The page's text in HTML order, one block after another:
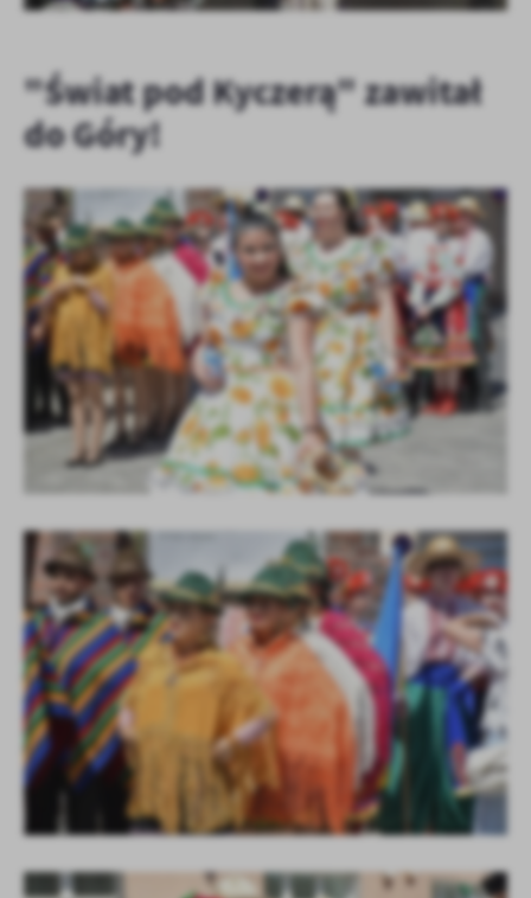
"Świat pod Kyczerą" zawitał
do Góry!